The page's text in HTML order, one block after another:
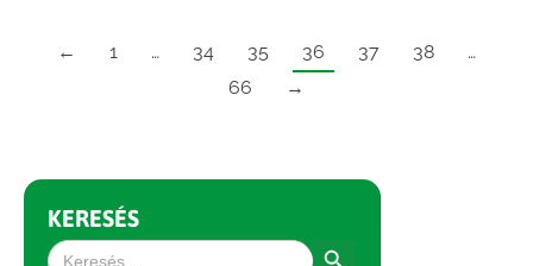
← 1 … 34 35 36 37 38
…
66
→
KERESÉS
Search